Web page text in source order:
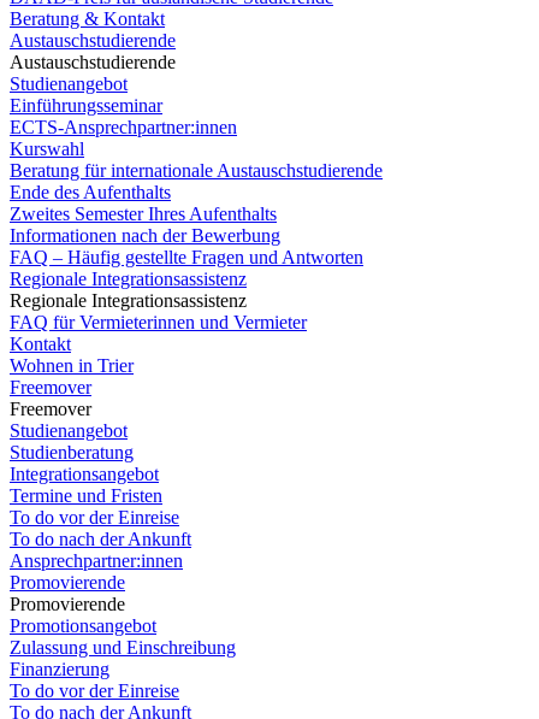
Beratung & Kontakt
Austauschstudierende
Austauschstudierende
Studienangebot
Einführungsseminar
ECTS-Ansprechpartner:innen
Kurswahl
Beratung für internationale Austauschstudierende
Ende des Aufenthalts
Zweites Semester Ihres Aufenthalts
Informationen nach der Bewerbung
FAQ – Häufig gestellte Fragen und Antworten
Regionale Integrationsassistenz
Regionale Integrationsassistenz
FAQ für Vermieterinnen und Vermieter
Kontakt
Wohnen in Trier
Freemover
Freemover
Studienangebot
Studienberatung
Integrationsangebot
Termine und Fristen
To do vor der Einreise
To do nach der Ankunft
Ansprechpartner:innen
Promovierende
Promovierende
Promotionsangebot
Zulassung und Einschreibung
Finanzierung
To do vor der Einreise
To do nach der Ankunft